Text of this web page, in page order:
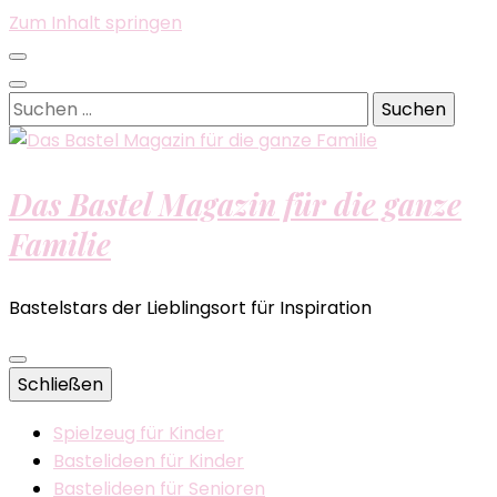
Zum Inhalt springen
Suchen
nach:
Das Bastel Magazin für die ganze
Familie
Bastelstars der Lieblingsort für Inspiration
Schließen
Spielzeug für Kinder
Bastelideen für Kinder
Bastelideen für Senioren